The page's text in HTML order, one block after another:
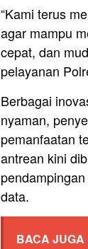
“Kami terus
agar mampu
cepat, dan
pelayanan
Berbagai
nyaman,
pemanfaatan
antrean kini
data.
BACA JUGA